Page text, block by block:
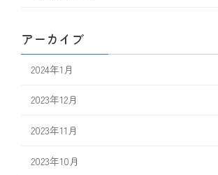
アーカイブ
2024年1月
2023年12月
2023年11月
2023年10月